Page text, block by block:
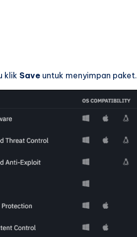
klik Save untuk menyimpan paket.